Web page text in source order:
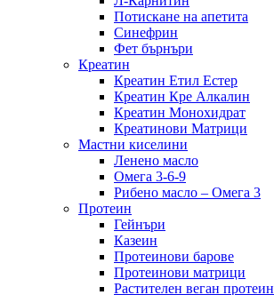
Потискане на апетита
Синефрин
Фет бърнъри
Креатин
Креатин Етил Естер
Креатин Кре Алкалин
Креатин Монохидрат
Креатинови Матрици
Мастни киселини
Ленено масло
Омега 3-6-9
Рибено масло – Омега 3
Протеин
Гейнъри
Казеин
Протеинови барове
Протеинови матрици
Растителен веган протеин